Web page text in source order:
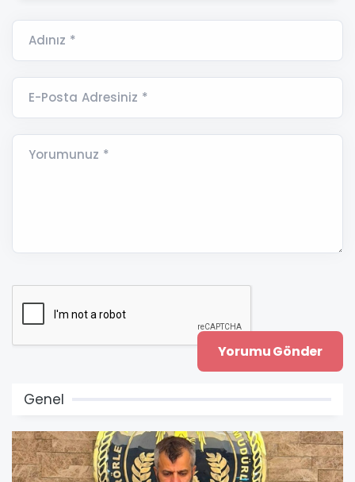
Adınız *
E-Posta Adresiniz *
Yorumunuz *
Genel